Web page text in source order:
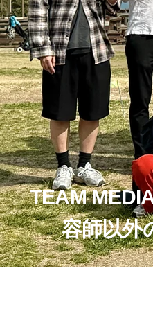
TEAM
容師以外